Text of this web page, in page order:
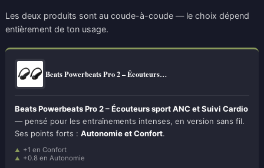
Les deux produits sont au coude-à-coude — le choix dépend
entièrement de ton usage.
Beats Powerbeats Pro 2 – Écouteurs…
Beats Powerbeats Pro 2 – Écouteurs sport ANC et Suivi Cardio
— pensé pour les entraînements intenses, en version sans fil.
Ses points forts : Autonomie et Confort.
+1 en Confort
+0.8 en Autonomie